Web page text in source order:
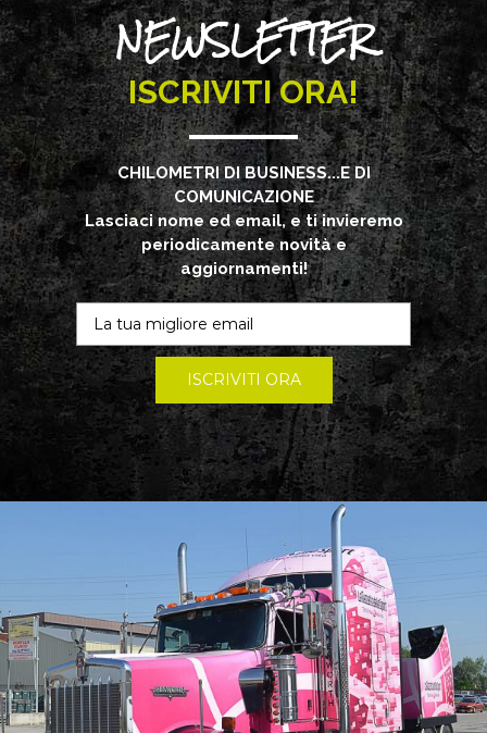
NEWSLETTER
ISCRIVITI ORA!
CHILOMETRI DI BUSINESS...E DI
COMUNICAZIONE
Lasciaci nome ed email, e ti invieremo
periodicamente novità e
aggiornamenti!